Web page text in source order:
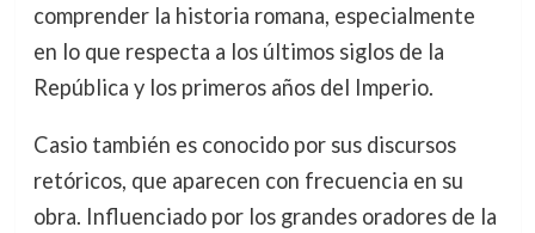
comprender la historia romana, especialmente
en lo que respecta a los últimos siglos de la
República y los primeros años del Imperio.
Casio también es conocido por sus discursos
retóricos, que aparecen con frecuencia en su
obra. Influenciado por los grandes oradores de la